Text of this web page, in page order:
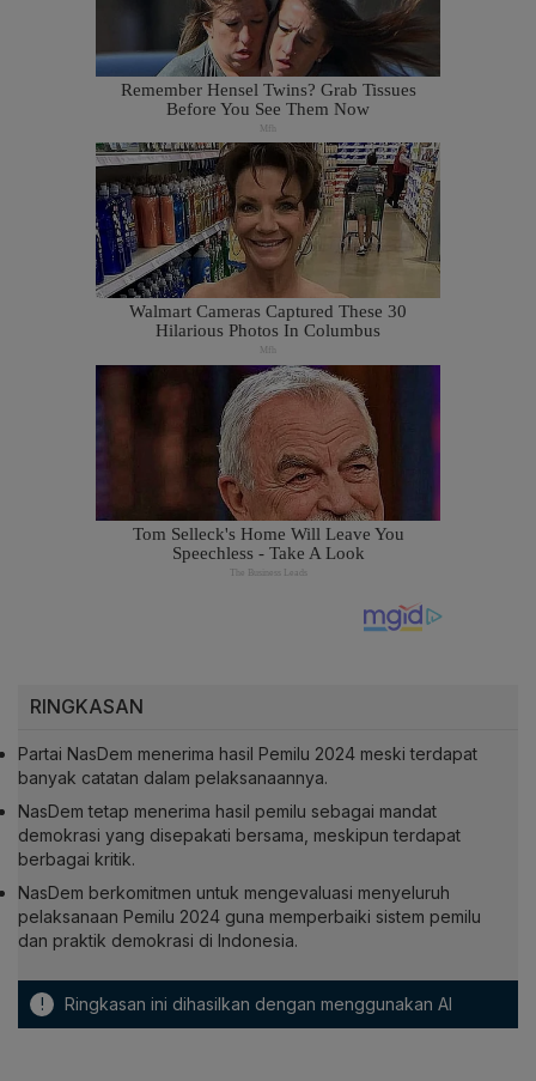
RINGKASAN
Partai NasDem menerima hasil Pemilu 2024 meski terdapat
banyak catatan dalam pelaksanaannya.
NasDem tetap menerima hasil pemilu sebagai mandat
demokrasi yang disepakati bersama, meskipun terdapat
berbagai kritik.
NasDem berkomitmen untuk mengevaluasi menyeluruh
pelaksanaan Pemilu 2024 guna memperbaiki sistem pemilu
dan praktik demokrasi di Indonesia.
! Ringkasan ini dihasilkan dengan menggunakan AI